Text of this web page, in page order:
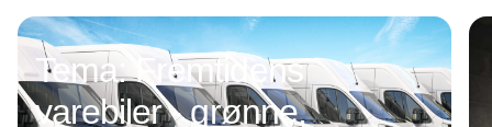
Tema: Fremtidens
varebiler - grønne,